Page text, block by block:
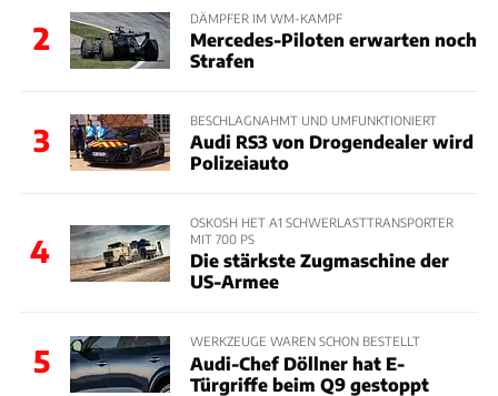
2
DÄMPFER IM WM-KAMPF
Mercedes-Piloten erwarten noch
Strafen
3
BESCHLAGNAHMT UND UMFUNKTIONIERT
Audi RS3 von Drogendealer wird
Polizeiauto
4
OSKOSH HET A1 SCHWERLASTTRANSPORTER
MIT 700 PS
Die stärkste Zugmaschine der
US-Armee
5
WERKZEUGE WAREN SCHON BESTELLT
Audi-Chef Döllner hat E-
Türgriffe beim Q9 gestoppt